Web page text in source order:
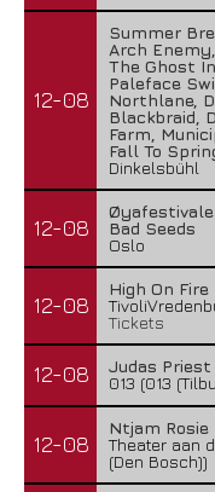
12-08
Summer
Arch
The Ghost
Paleface
Northlane,
Blackbraid,
Farm,
Fall To
Dinkelsbühl
12-08
Bad Seeds
Oslo
12-08
High On Fire
Tickets
12-08
Judas Priest
013 (013
12-08
Ntjam Rosie
Theater aan
(Den Bosch))